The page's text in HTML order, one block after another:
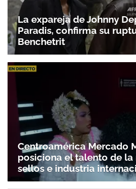
La expareja de Johnny
Paradis, confirma su
Benchetrit
Centroamérica Mercado
posiciona el talento de la
sellos e industria